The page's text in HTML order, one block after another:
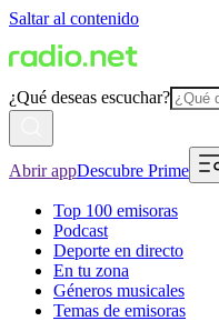
Saltar al contenido
¿Qué deseas escuchar?
Abrir appDescubre Prime
Top 100 emisoras
Podcast
Deporte en directo
En tu zona
Géneros musicales
Temas de emisoras